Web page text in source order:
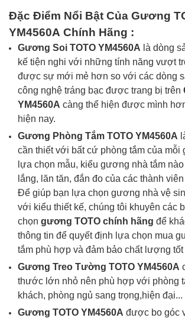
Đặc Điểm Nổi Bật Của Gương
YM4560A Chính Hãng :
Gương Soi TOTO YM4560A là dòng
kế tiện nghi với những tính năng vượt
được sự mới mẻ hơn so với các dòng
công nghệ tráng bạc được trang bị trên
YM4560A càng thể hiện được mình
hiện nay.
Gương Phòng Tắm TOTO YM4560A
cần thiết với bất cứ phòng tắm của mỗi
lựa chọn mẫu, kiểu gương nhà tắm
lắng, lăn tăn, đắn đo của các thành
Để giúp bạn lựa chọn gương nhà vệ
với kiểu thiết kế, chúng tôi khuyên các
chọn gương TOTO chính hãng để
thông tin để quyết định lựa chọn mua
tắm phù hợp và đảm bảo chất lượng tốt
Gương Treo Tường TOTO YM4560A
thước lớn nhỏ nên phù hợp với phòng
khách, phòng ngủ sang trọng,hiện đại...
Gương TOTO YM4560A được bo góc